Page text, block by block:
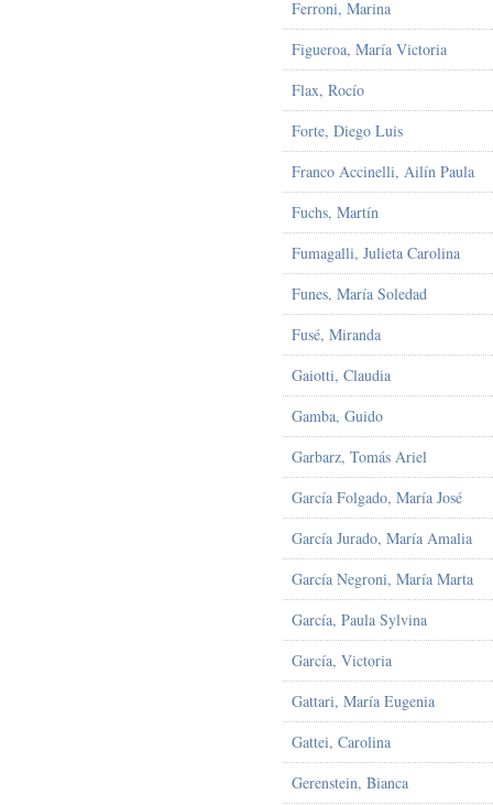
Ferroni, Marina
Figueroa, María Victoria
Flax, Rocío
Forte, Diego Luis
Franco Accinelli, Ailín Paula
Fuchs, Martín
Fumagalli, Julieta Carolina
Funes, María Soledad
Fusé, Miranda
Gaiotti, Claudia
Gamba, Guido
Garbarz, Tomás Ariel
García Folgado, María José
García Jurado, María Amalia
García Negroni, María Marta
García, Paula Sylvina
García, Victoria
Gattari, María Eugenia
Gattei, Carolina
Gerenstein, Bianca